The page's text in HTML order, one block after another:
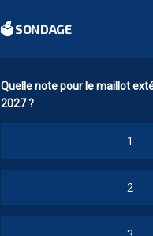
🗳 SONDAGE
Quelle note pour le maillot
2027 ?
1
2